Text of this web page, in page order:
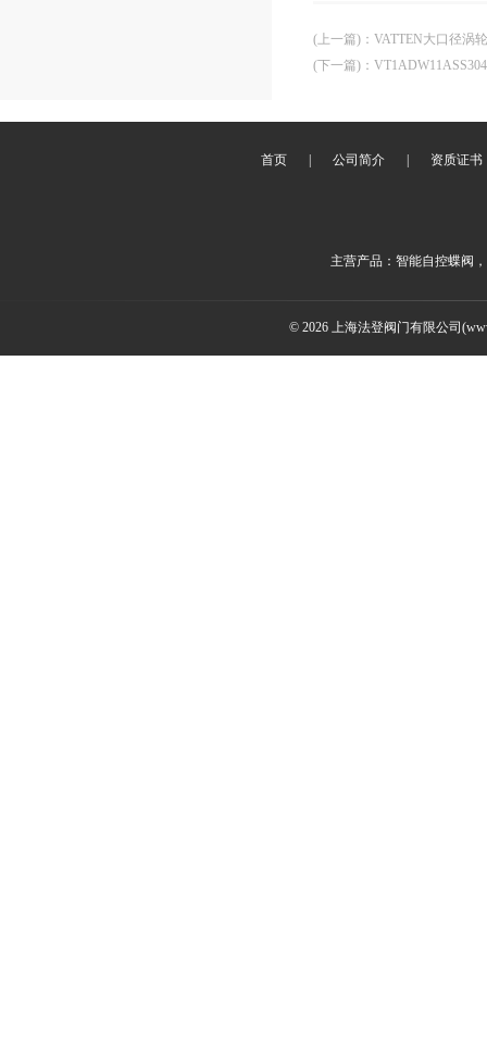
(上一篇) ： VATTEN大口径涡
(下一篇) ：
首页 公司简介 资质证书
主营产品：智能自控蝶阀
© 2026 上海法登阀门有限公司